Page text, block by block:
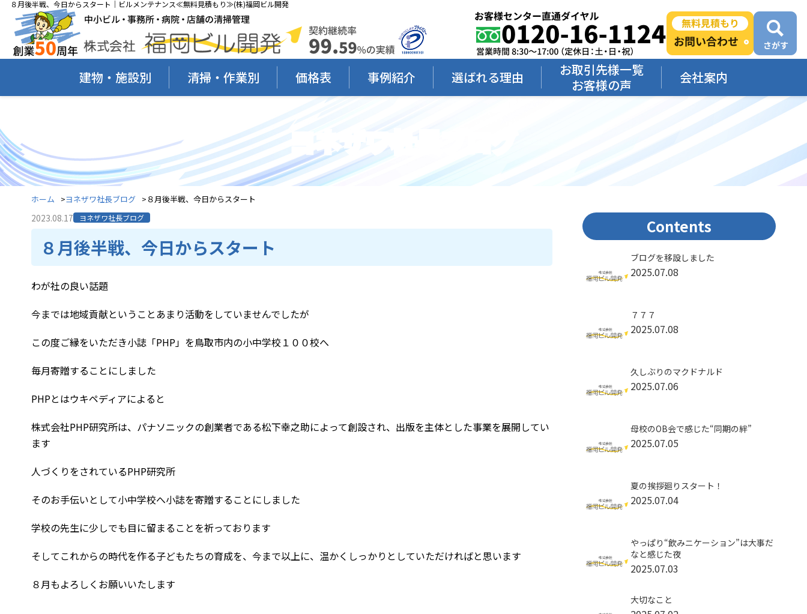
８月後半戦、今日からスタート｜ビルメンテナンス≪無料見積もり≫(株)福岡ビル開発
建物・施設別 清掃・作業別 価格表 事例紹介 選ばれる理由
お取引先様一覧
お客様の声
会社案内
ヨネザワ社長ブログ
ホーム ヨネザワ社長ブログ ８月後半戦、今日からスタート
2023.08.17 ヨネザワ社長ブログ
８月後半戦、今日からスタート
わが社の良い話題
今までは地域貢献ということあまり活動をしていませんでしたが
この度ご縁をいただき小誌「PHP」を鳥取市内の小中学校１００校へ
毎月寄贈することにしました
PHPとはウキペディアによると
株式会社PHP研究所は、パナソニックの創業者である松下幸之助によって創設され、出版を主体とした事業を展開してい
ます
人づくりをされているPHP研究所
そのお手伝いとして小中学校へ小誌を寄贈することにしました
学校の先生に少しでも目に留まることを祈っております
そしてこれからの時代を作る子どもたちの育成を、今まで以上に、温かくしっかりとしていただければと思います
８月もよろしくお願いいたします
Contents
ブログを移設しました
2025.07.08
７７７
2025.07.08
久しぶりのマクドナルド
2025.07.06
母校のOB会で感じた“同期の絆”
2025.07.05
夏の挨拶廻りスタート！
2025.07.04
やっぱり“飲みニケーション”は大事だ
なと感じた夜
2025.07.03
大切なこと